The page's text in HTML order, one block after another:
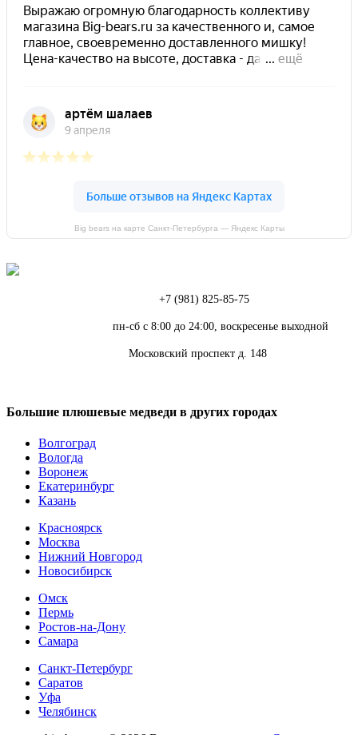
Big bears на карте Санкт‑Петербурга — Яндекс Карты
+7 (981) 825-85-75
пн-сб с 8:00 до 24:00, воскресенье выходной
Московский проспект д. 148
Большие плюшевые медведи в других городах
Волгоград
Вологда
Воронеж
Екатеринбург
Казань
Красноярск
Москва
Нижний Новгород
Новосибирск
Омск
Пермь
Ростов-на-Дону
Самара
Санкт-Петербург
Саратов
Уфа
Челябинск